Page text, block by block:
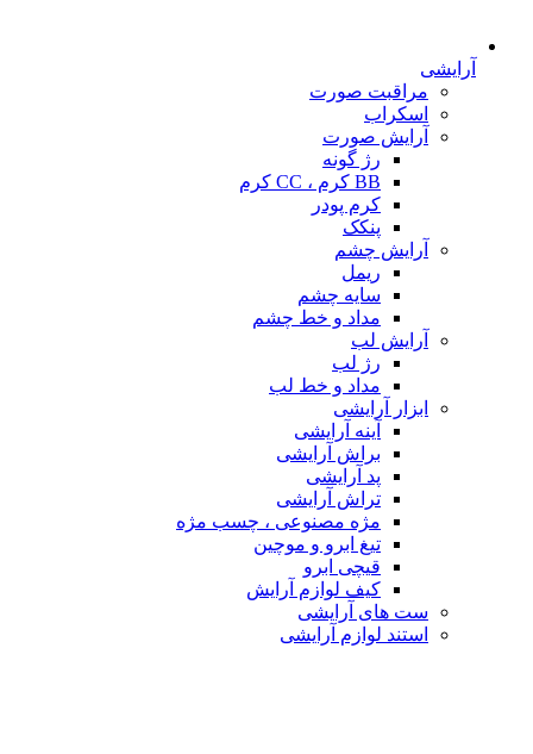
آرایشی
مراقبت صورت
اسکراب
آرایش صورت
رژ گونه
BB کرم ، CC کرم
کرم پودر
پنکک
آرایش چشم
ریمل
سایه چشم
مداد و خط چشم
آرایش لب
رژ لب
مداد و خط لب
ابزار آرایشی
آینه آرایشی
براش آرایشی
پد آرایشی
تراش آرایشی
مژه مصنوعی ، چسب مژه
تیغ ابرو و موچین
قیچی ابرو
کیف لوازم آرایش
ست های آرایشی
استند لوازم آرایشی